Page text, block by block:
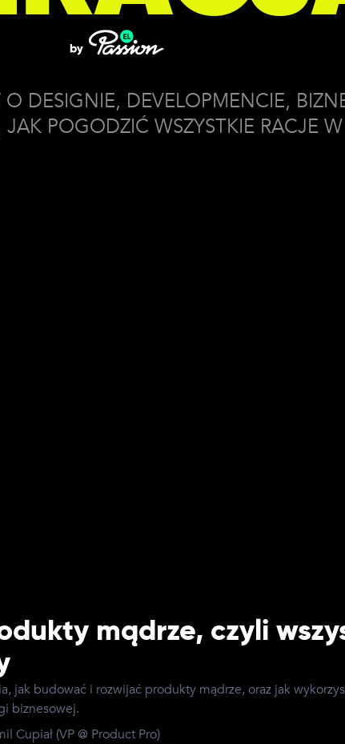
DESIGNIE, DEVELOPMENCIE,
POGODZIĆ WSZYSTKIE RACJE W
mądrze, czyli
jak budować i rozwijać produkty mądrze, oraz jak
biznesowej.
Cupiał (VP @ Product Pro)